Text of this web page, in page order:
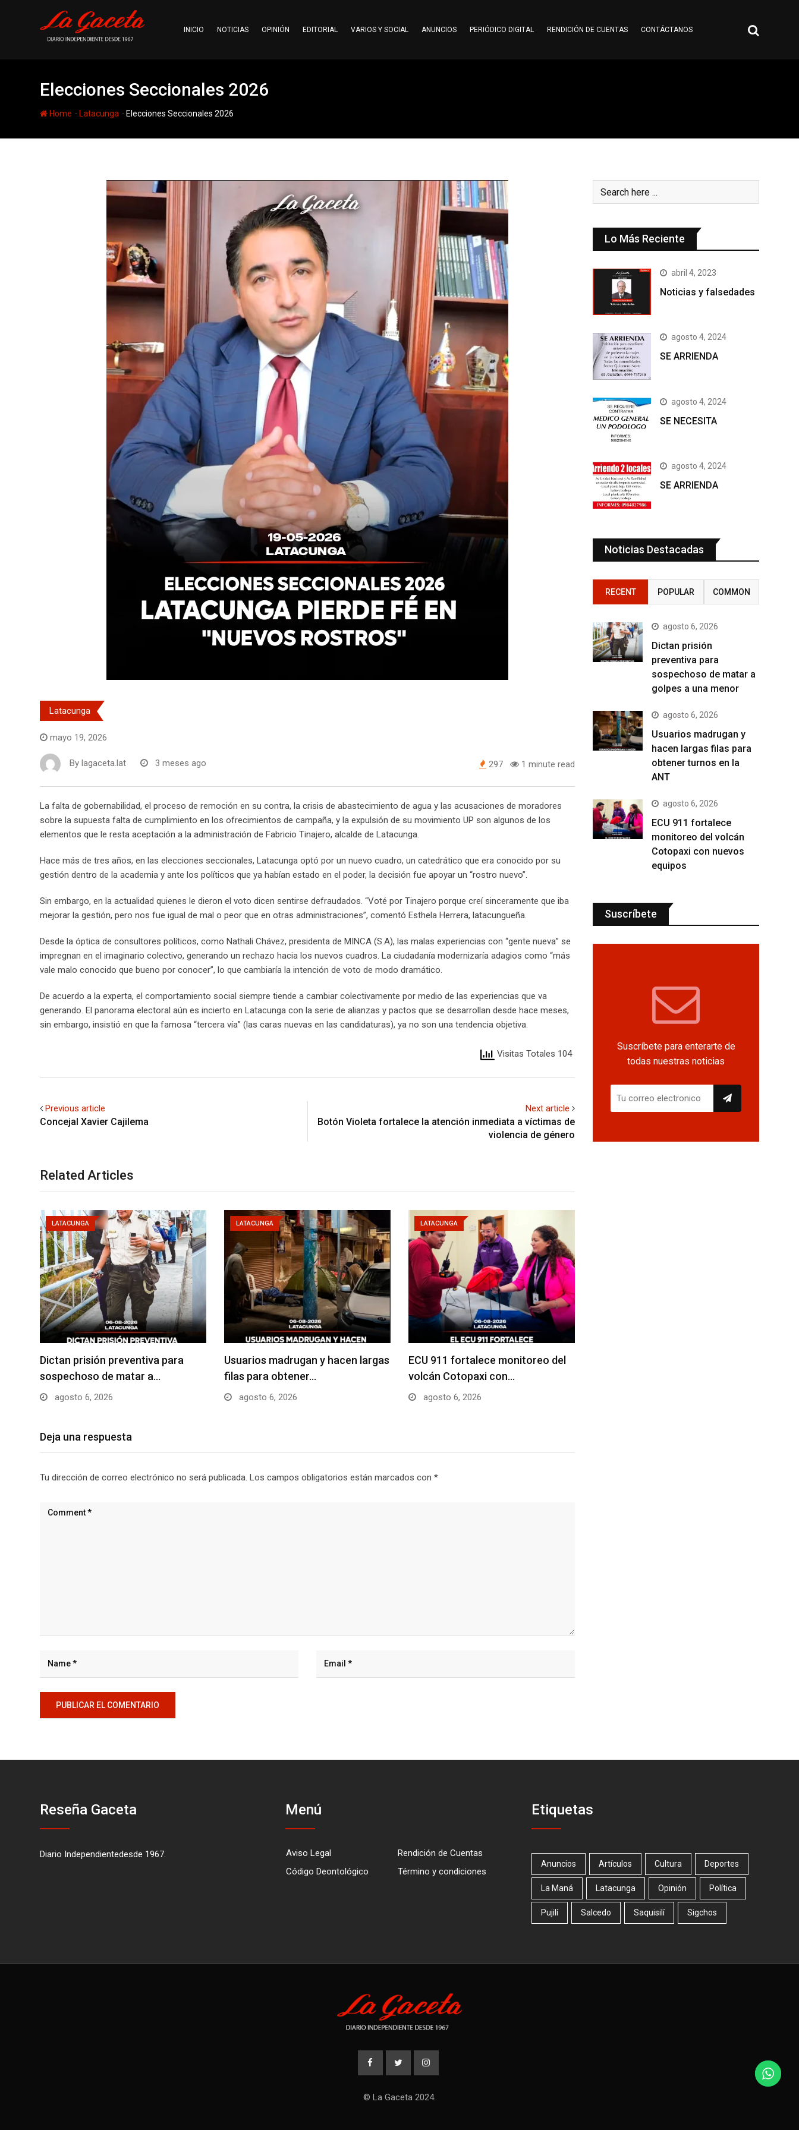
INICIO NOTICIAS OPINIÓN EDITORIAL VARIOS Y SOCIAL ANUNCIOS PERIÓDICO DIGITAL RENDICIÓN DE CUENTAS CONTÁCTANOS
Elecciones Seccionales 2026
Home - Latacunga - Elecciones Seccionales 2026
Latacunga
mayo 19, 2026
By lagaceta.lat 3 meses ago 297 1 minute read
La falta de gobernabilidad, el proceso de remoción en su contra, la crisis de abastecimiento de agua y las acusaciones de moradores
sobre la supuesta falta de cumplimiento en los ofrecimientos de campaña, y la expulsión de su movimiento UP son algunos de los
elementos que le resta aceptación a la administración de Fabricio Tinajero, alcalde de Latacunga.
Hace más de tres años, en las elecciones seccionales, Latacunga optó por un nuevo cuadro, un catedrático que era conocido por su
gestión dentro de la academia y ante los políticos que ya habían estado en el poder, la decisión fue apoyar un “rostro nuevo”.
Sin embargo, en la actualidad quienes le dieron el voto dicen sentirse defraudados. “Voté por Tinajero porque creí sinceramente que iba
mejorar la gestión, pero nos fue igual de mal o peor que en otras administraciones”, comentó Esthela Herrera, latacungueña.
Desde la óptica de consultores políticos, como Nathali Chávez, presidenta de MINCA (S.A), las malas experiencias con “gente nueva” se
impregnan en el imaginario colectivo, generando un rechazo hacia los nuevos cuadros. La ciudadanía modernizaría adagios como “más
vale malo conocido que bueno por conocer”, lo que cambiaría la intención de voto de modo dramático.
De acuerdo a la experta, el comportamiento social siempre tiende a cambiar colectivamente por medio de las experiencias que va
generando. El panorama electoral aún es incierto en Latacunga con la serie de alianzas y pactos que se desarrollan desde hace meses,
sin embargo, insistió en que la famosa “tercera vía” (las caras nuevas en las candidaturas), ya no son una tendencia objetiva.
Visitas Totales 104
Previous article
Concejal Xavier Cajilema
Next article
Botón Violeta fortalece la atención inmediata a víctimas de
violencia de género
Related Articles
LATACUNGA
Dictan prisión preventiva para
sospechoso de matar a…
agosto 6, 2026
LATACUNGA
Usuarios madrugan y hacen largas
filas para obtener…
agosto 6, 2026
LATACUNGA
ECU 911 fortalece monitoreo del
volcán Cotopaxi con…
agosto 6, 2026
Deja una respuesta
Tu dirección de correo electrónico no será publicada. Los campos obligatorios están marcados con *
Lo Más Reciente
abril 4, 2023
Noticias y falsedades
agosto 4, 2024
SE ARRIENDA
agosto 4, 2024
SE NECESITA
agosto 4, 2024
SE ARRIENDA
Noticias Destacadas
RECENT POPULAR COMMON
agosto 6, 2026
Dictan prisión
preventiva para
sospechoso de matar a
golpes a una menor
agosto 6, 2026
Usuarios madrugan y
hacen largas filas para
obtener turnos en la
ANT
agosto 6, 2026
ECU 911 fortalece
monitoreo del volcán
Cotopaxi con nuevos
equipos
Suscríbete
Suscríbete para enterarte de
todas nuestras noticias
Reseña Gaceta
Diario Independientedesde 1967.
Menú
Aviso Legal
Rendición de Cuentas
Código Deontológico
Término y condiciones
Etiquetas
Anuncios Artículos Cultura Deportes
La Maná Latacunga Opinión Política
Pujilí Salcedo Saquisilí Sigchos
© La Gaceta 2024.